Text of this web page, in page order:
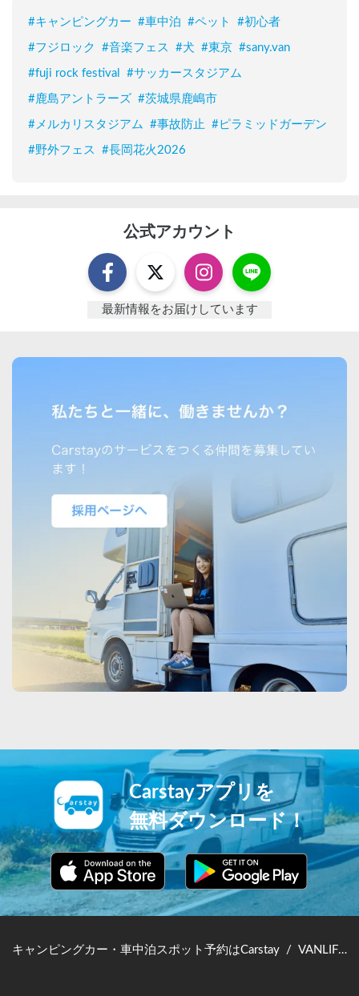
#キャンピングカー #車中泊 #ペット #初心者
#フジロック #音楽フェス #犬 #東京 #sany.van
#fuji rock festival #サッカースタジアム
#鹿島アントラーズ #茨城県鹿嶋市
# メルカリスタジアム #事故防止 #ピラミッドガーデン
#野外フェス #長岡花火2026
公式アカウント
最新情報をお届けしています
Carstayアプリを
無料ダウンロード！
キャンピングカー・車中泊スポット予約はCarstay / VANLIFE JAPAN TOP